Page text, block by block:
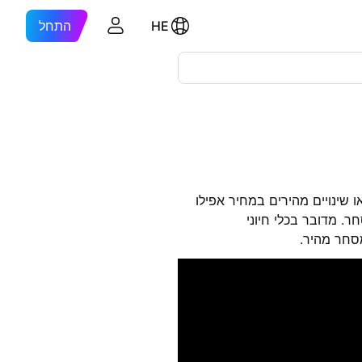
HE התחל
שינויים מהירים במחיר אפילו
מדובר בכלי חיוני
מהיר.